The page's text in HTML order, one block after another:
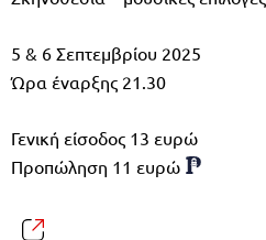
5 & 6 Σεπτεμβρίου 2025
Ώρα έναρξης 21.30
Γενική είσοδος 13 ευρώ
Προπώληση 11 ευρώ